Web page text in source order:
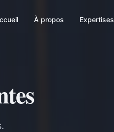
À propos Expertises